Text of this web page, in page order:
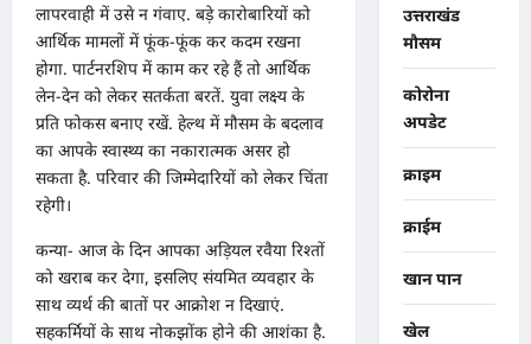
लापरवाही में उसे न गंवाए. बड़े कारोबारियों को
आर्थिक मामलों में फूंक-फूंक कर कदम रखना
होगा. पार्टनरशिप में काम कर रहे हैं तो आर्थिक
लेन-देन को लेकर सतर्कता बरतें. युवा लक्ष्य के
प्रति फोकस बनाए रखें. हेल्थ में मौसम के बदलाव
का आपके स्वास्थ्य का नकारात्मक असर हो
सकता है. परिवार की जिम्मेदारियों को लेकर चिंता
रहेगी।
कन्या- आज के दिन आपका अड़ियल रवैया रिश्तों
को खराब कर देगा, इसलिए संयमित व्यवहार के
साथ व्यर्थ की बातों पर आक्रोश न दिखाएं.
सहकर्मियों के साथ नोकझोंक होने की आशंका है.
उत्तराखंड
मौसम
कोरोना
अपडेट
क्राइम
क्राईम
खान पान
खेल